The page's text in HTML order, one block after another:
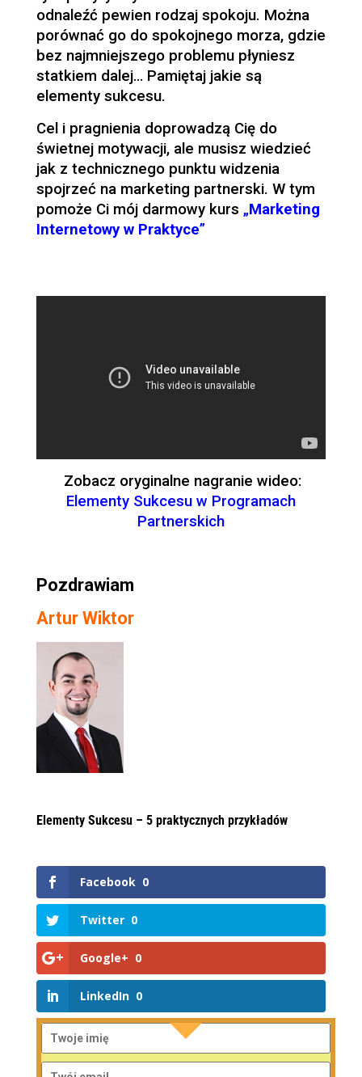
odnaleźć pewien rodzaj spokoju. Można
porównać go do spokojnego morza, gdzie
bez najmniejszego problemu płyniesz
statkiem dalej… Pamiętaj jakie są
elementy sukcesu.
Cel i pragnienia doprowadzą Cię do
świetnej motywacji, ale musisz wiedzieć
jak z technicznego punktu widzenia
spojrzeć na marketing partnerski. W tym
pomoże Ci mój darmowy kurs „Marketing
Internetowy w Praktyce”
Zobacz oryginalne nagranie wideo:
Elementy Sukcesu w Programach
Partnerskich
Pozdrawiam
Artur Wiktor
Elementy Sukcesu – 5 praktycznych przykładów
Facebook 0
Twitter 0
Google+ 0
LinkedIn 0